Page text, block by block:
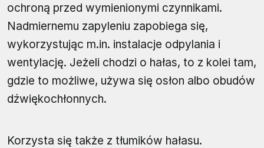
ochroną przed wymienionymi czynnikami.
Nadmiernemu zapyleniu zapobiega się,
wykorzystując m.in. instalacje odpylania i
wentylację. Jeżeli chodzi o hałas, to z kolei tam,
gdzie to możliwe, używa się osłon albo obudów
dźwiękochłonnych.
Korzysta się także z tłumików hałasu.